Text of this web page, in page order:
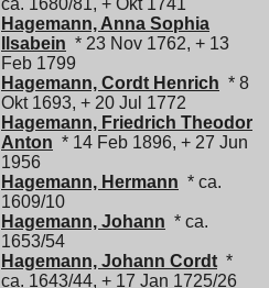
ca. 1680/81, + Okt 1741
Hagemann, Anna Sophia
Ilsabein * 23 Nov 1762, + 13
Feb 1799
Hagemann, Cordt Henrich * 8
Okt 1693, + 20 Jul 1772
Hagemann, Friedrich Theodor
Anton * 14 Feb 1896, + 27 Jun
1956
Hagemann, Hermann * ca.
1609/10
Hagemann, Johann * ca.
1653/54
Hagemann, Johann Cordt *
ca. 1643/44, + 17 Jan 1725/26